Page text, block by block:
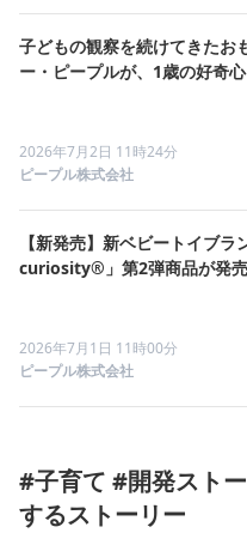
子どもの観察を続けてきたお
ー・ピープルが、1歳の好奇
2026年7月2日 11時24分
ピープル株式会社
【新発売】新ベビートイブラ
curiosity®」第2弾商品が発売
2026年7月1日 11時00分
ピープル株式会社
#子育て #開発スト
するストーリー